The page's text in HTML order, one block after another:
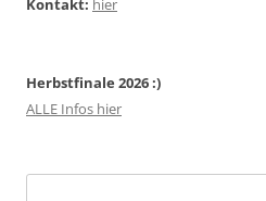
Kontakt: hier
Herbstfinale 2026 :)
ALLE Infos hier